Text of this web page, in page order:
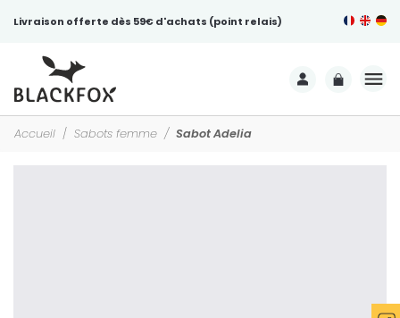
Livraison offerte dès 59€ d'achats (point relais)
Accueil Sabots femme Sabot Adelia